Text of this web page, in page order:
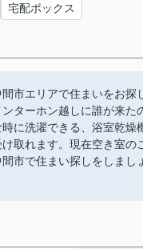
宅配ボックス
市エリアで住まいをお
ターホン越しに誰が来
に洗濯できる、浴室乾
取れます。現在空き室
市で住まい探しをしま